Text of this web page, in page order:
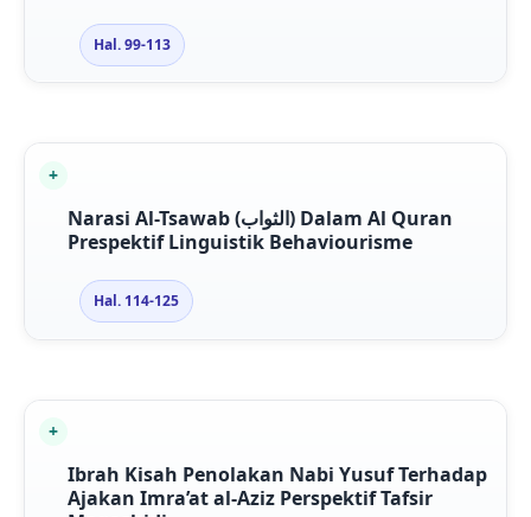
Hal. 99-113
Narasi Al-Tsawab (الثواب) Dalam Al Quran
Prespektif Linguistik Behaviourisme
Hal. 114-125
Ibrah Kisah Penolakan Nabi Yusuf Terhadap
Ajakan Imra’at al-Aziz Perspektif Tafsir